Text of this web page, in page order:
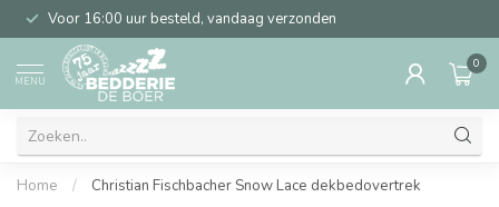
Voor 16:00 uur besteld, vandaag verzonden
MENU
0
Home / Christian Fischbacher Snow Lace dekbedovertrek